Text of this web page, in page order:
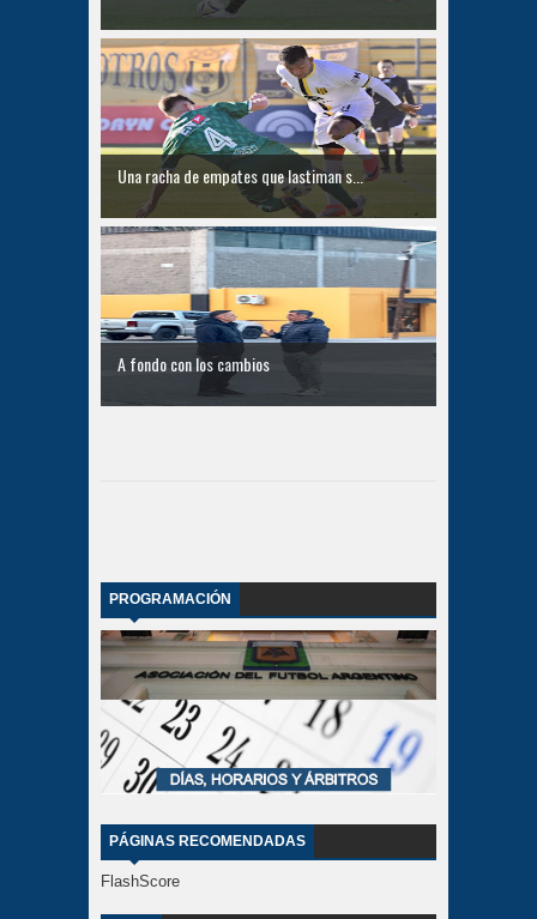
Una racha de empates que lastiman s...
A fondo con los cambios
PROGRAMACIÓN
PÁGINAS RECOMENDADAS
FlashScore